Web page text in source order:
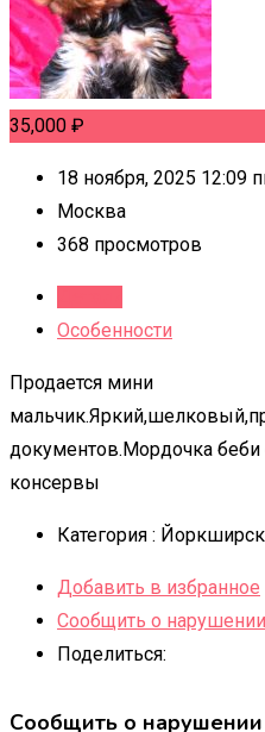
35,000 ₽
18 ноября, 2025 12:09
Москва
368 просмотров
Особенности
Продается мини
документов.Мордочка
консервы
Категория :
Добавить в избранное
Сообщить о нарушении
Поделиться:
Сообщить о нарушении